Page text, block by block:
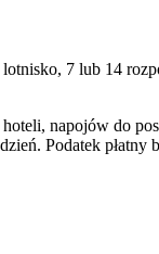
7 lub 14
napojów do
Podatek